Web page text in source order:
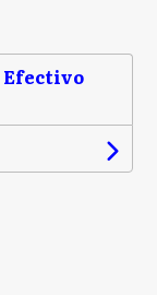
Efectivo